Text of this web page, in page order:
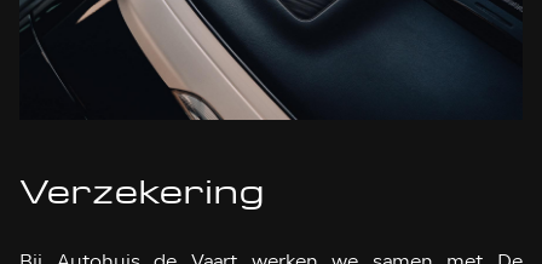
Verzekering